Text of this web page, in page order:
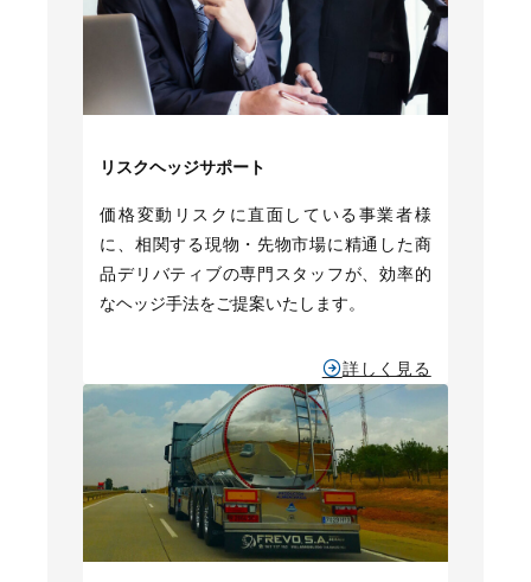
リスクヘッジサポート
価格変動リスクに直面している事業者様
に、相関する現物・先物市場に精通した商
品デリバティブの専門スタッフが、効率的
なヘッジ手法をご提案いたします。
詳しく見る